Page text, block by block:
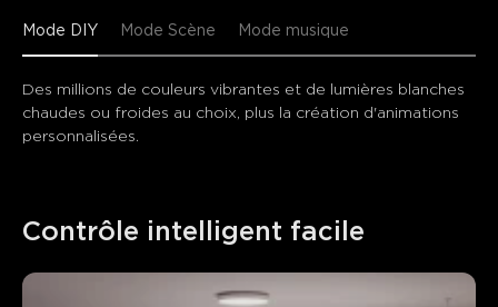
Mode DIY Mode Scène Mode musique
Des millions de couleurs vibrantes et de lumières blanches
chaudes ou froides au choix, plus la création d'animations
personnalisées.
Contrôle intelligent facile